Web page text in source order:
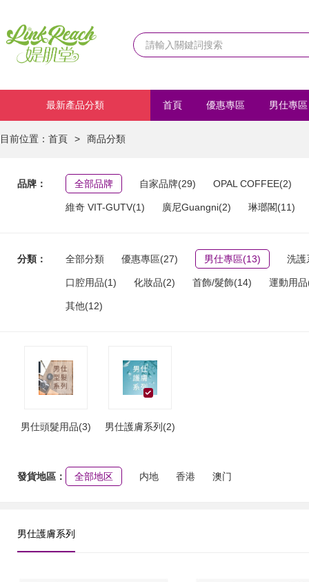
最新產品分類 首頁 優惠專區 男仕專區
目前位置： 首頁 > 商品分類
品牌： 全部品牌 自家品牌(29) OPAL COFFEE(2)
維奇 VIT-GUTV(1) 廣尼Guangni(2) 琳瑯閣(11)
分類： 全部分類 優惠專區(27) 男仕專區(13) 洗護
口腔用品(1) 化妝品(2) 首飾/髮飾(14) 運動用
其他(12)
男仕頭髮用品(3) 男仕護膚系列(2)
發貨地區： 全部地区 内地 香港 澳门
男仕護膚系列